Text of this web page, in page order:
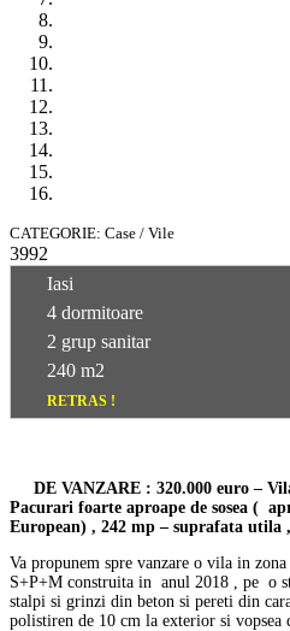
CATEGORIE: Case / Vile
3992
Iasi
4 dormitoare
2 grup sanitar
240 m2
RETRAS !
DE VANZARE : 320.000 euro –
Pacurari foarte aproape de sosea (
European) , 242 mp – suprafata utila
Va propunem spre vanzare o vila in
S+P+M construita in anul 2018 , pe o
stalpi si grinzi din beton si pereti din
polistiren de 10 cm la exterior si vopsea